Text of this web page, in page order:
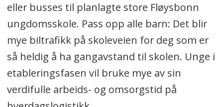
eller busses til planlagte store Fløysbonn
ungdomsskole. Pass opp alle barn: Det blir
mye biltrafikk på skoleveien for deg som er
så heldig å ha gangavstand til skolen. Unge i
etableringsfasen vil bruke mye av sin
verdifulle arbeids- og omsorgstid på